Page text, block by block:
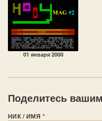
01 января 2000
Поделитесь
НИК / ИМЯ *